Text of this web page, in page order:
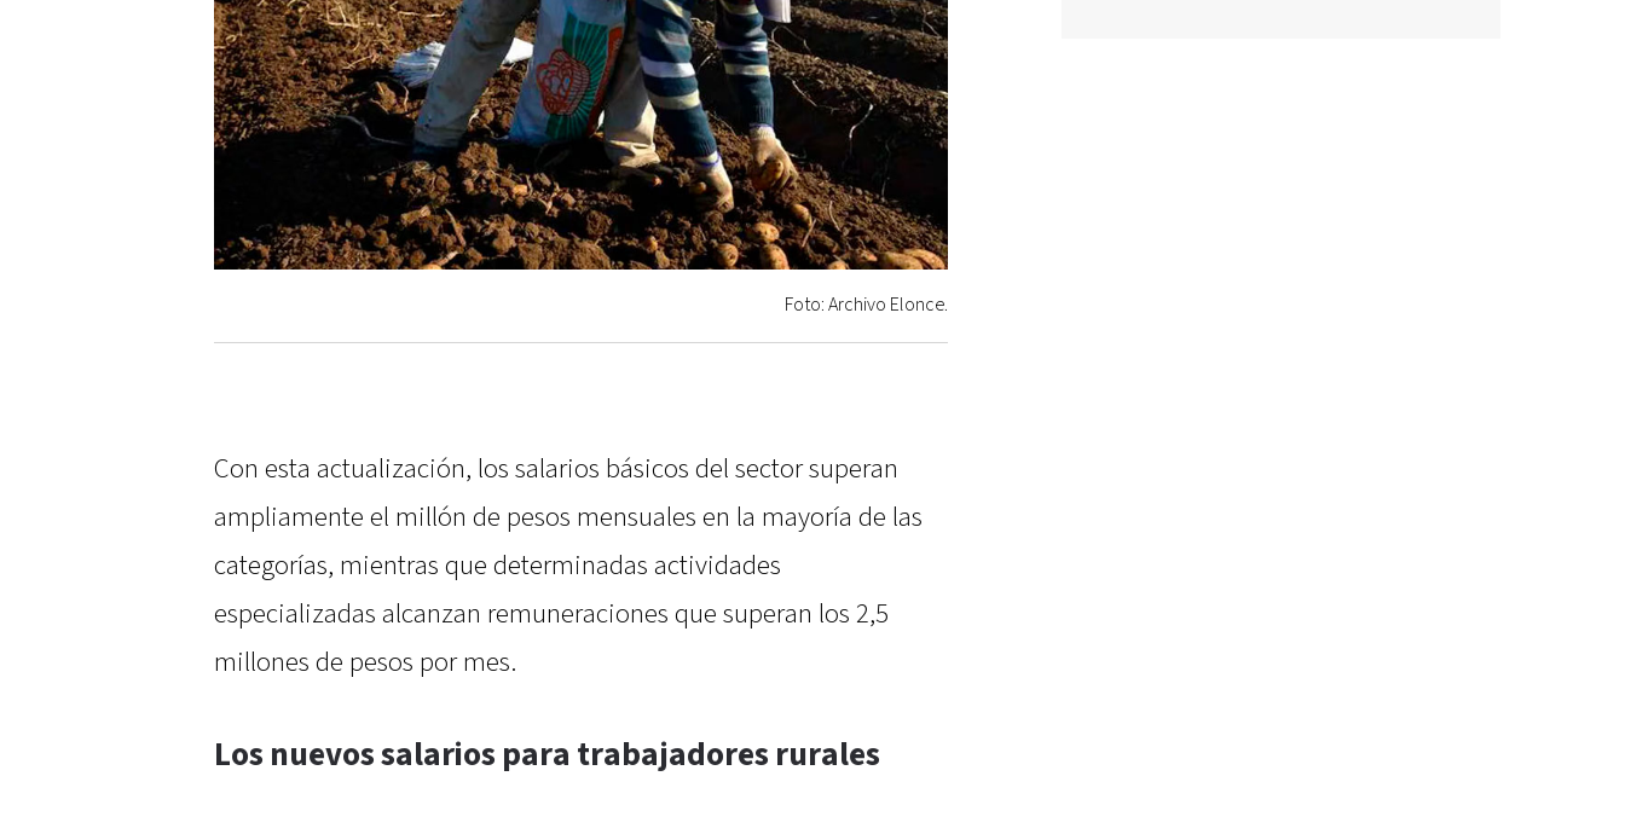
Foto: Archivo Elonce.
Con esta actualización, los salarios básicos del sector superan
ampliamente el millón de pesos mensuales en la mayoría de las
categorías, mientras que determinadas actividades
especializadas alcanzan remuneraciones que superan los 2,5
millones de pesos por mes.
Los nuevos salarios para trabajadores rurales